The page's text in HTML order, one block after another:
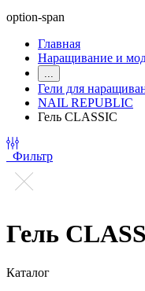
option-span
Главная
Наращивание и
...
Гели для
NAIL REPUBLIC
Гель CLASSIC
Фильтр
Гель
Каталог